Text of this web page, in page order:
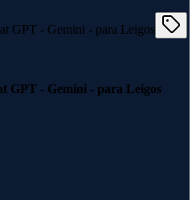
GPT - Gemini - para Leigos